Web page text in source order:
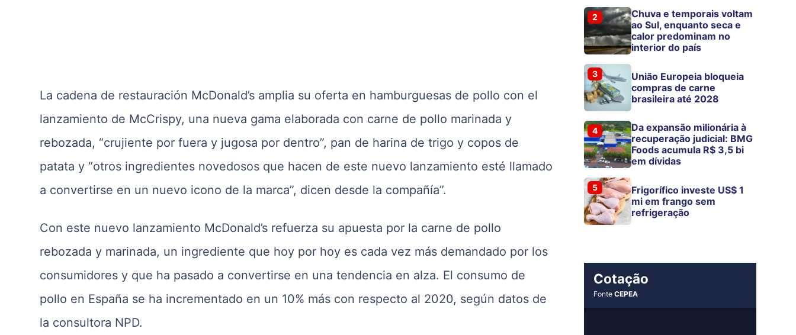
La cadena de restauración McDonald’s amplia su oferta en hamburguesas de pollo con el
lanzamiento de McCrispy, una nueva gama elaborada con carne de pollo marinada y
rebozada, “crujiente por fuera y jugosa por dentro”, pan de harina de trigo y copos de
patata y “otros ingredientes novedosos que hacen de este nuevo lanzamiento esté llamado
a convertirse en un nuevo icono de la marca”, dicen desde la compañía”.
Con este nuevo lanzamiento McDonald’s refuerza su apuesta por la carne de pollo
rebozada y marinada, un ingrediente que hoy por hoy es cada vez más demandado por los
consumidores y que ha pasado a convertirse en una tendencia en alza. El consumo de
pollo en España se ha incrementado en un 10% más con respecto al 2020, según datos de
la consultora NPD.
2
Chuva e temporais voltam
ao Sul, enquanto seca e
calor predominam no
interior do país
3
União Europeia bloqueia
compras de carne
brasileira até 2028
4
Da expansão milionária à
recuperação judicial: BMG
Foods acumula R$ 3,5 bi
em dívidas
5
Frigorífico investe US$ 1
mi em frango sem
refrigeração
Cotação
FonteCEPEA